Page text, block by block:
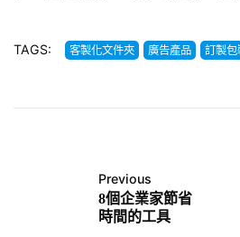
TAGS: 客製化文件夾 廣告產品 訂製包
Previous
8個企業家節省
時間的工具